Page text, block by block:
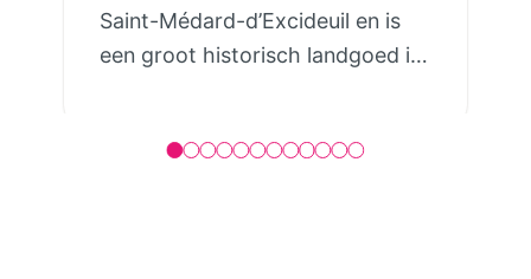
Saint-Médard-d’Excideuil en is
een groot historisch landgoed in
een van de hoogste heuvels van